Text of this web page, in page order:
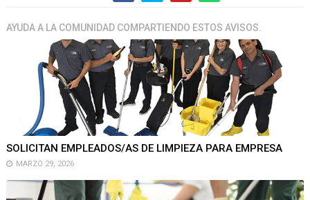
AYUDA A LA COMUNIDAD COMPARTIENDO ESTOS AVISOS.
SOLICITAN EMPLEADOS/AS DE LIMPIEZA PARA EMPRESA
MARZO 29, 2026